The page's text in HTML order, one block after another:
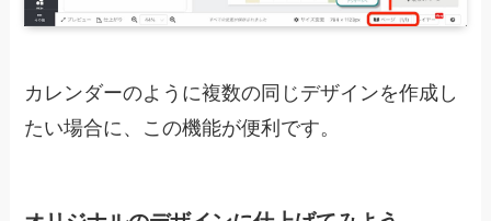
カレンダーのように複数の同じデザインを作成し
たい場合に、この機能が便利です。